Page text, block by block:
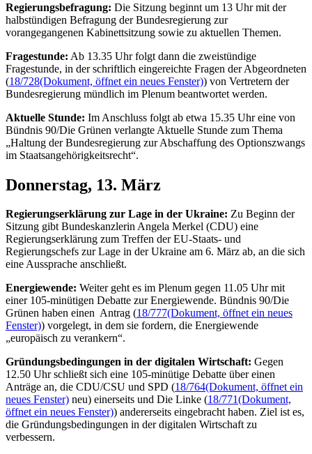
Regierungsbefragung: Die Sitzung beginnt um 13 Uhr mit der
halbstündigen Befragung der Bundesregierung zur
vorangegangenen Kabinettsitzung sowie zu aktuellen Themen.
Fragestunde: Ab 13.35 Uhr folgt dann die zweistündige
Fragestunde, in der schriftlich eingereichte Fragen der Abgeordneten
(18/728(Dokument, öffnet ein neues Fenster)) von Vertretern der
Bundesregierung mündlich im Plenum beantwortet werden.
Aktuelle Stunde: Im Anschluss folgt ab etwa 15.35 Uhr eine von
Bündnis 90/Die Grünen verlangte Aktuelle Stunde zum Thema
„Haltung der Bundesregierung zur Abschaffung des Optionszwangs
im Staatsangehörigkeitsrecht“.
Donnerstag, 13. März
Regierungserklärung zur Lage in der Ukraine: Zu Beginn der
Sitzung gibt Bundeskanzlerin Angela Merkel (CDU) eine
Regierungserklärung zum Treffen der EU-Staats- und
Regierungschefs zur Lage in der Ukraine am 6. März ab, an die sich
eine Aussprache anschließt.
Energiewende: Weiter geht es im Plenum gegen 11.05 Uhr mit
einer 105-minütigen Debatte zur Energiewende. Bündnis 90/Die
Grünen haben einen Antrag (18/777(Dokument, öffnet ein neues
Fenster)) vorgelegt, in dem sie fordern, die Energiewende
„europäisch zu verankern“.
Gründungsbedingungen in der digitalen Wirtschaft: Gegen
12.50 Uhr schließt sich eine 105-minütige Debatte über einen
Anträge an, die CDU/CSU und SPD (18/764(Dokument, öffnet ein
neues Fenster) neu) einerseits und Die Linke (18/771(Dokument,
öffnet ein neues Fenster)) andererseits eingebracht haben. Ziel ist es,
die Gründungsbedingungen in der digitalen Wirtschaft zu
verbessern.